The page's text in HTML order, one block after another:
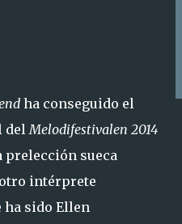
ha conseguido el
delMelodifestivalen 2014
prelección sueca
intérprete
sido Ellen